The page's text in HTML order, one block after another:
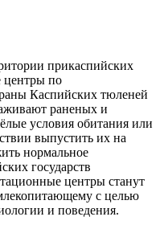
прикаспийских
центры по
Каспийских тюленей
раненых и
условия обитания или
выпустить их на
нормальное
государств
центры станут
с целью
и поведения.